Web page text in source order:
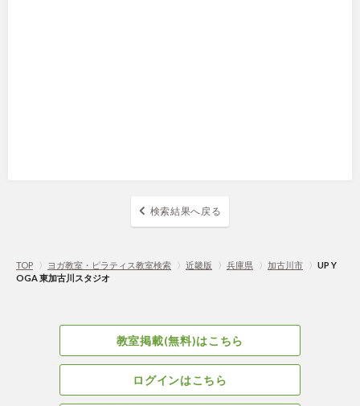
検索結果へ戻る
TOP 〉 ヨガ教室・ピラティス教室検索 〉 近畿版 〉 兵庫県 〉 加古川市 〉 UP Y
OGA 東加古川スタジオ
教室掲載(無料)はこちら
ログインはこちら